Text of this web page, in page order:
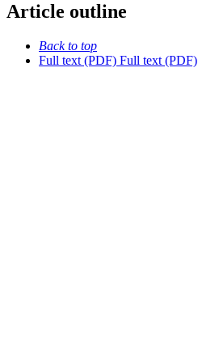
Article outline
Back to top
Full text (PDF) Full text (PDF)